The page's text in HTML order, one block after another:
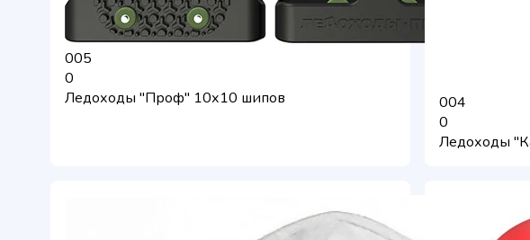
005
0
Ледоходы "Проф" 10х10 шипов
004
0
Ледоходы